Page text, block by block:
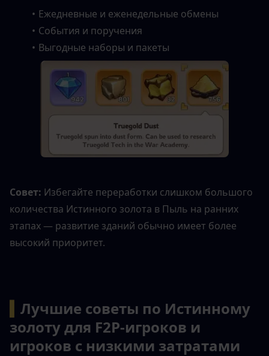
Ежедневные и еженедельные обмены
События и поручения
Выгодные наборы и пакеты
Совет: Избегайте переработки слишком большого
количества Истинного золота в Пыль на ранних
этапах — развитие зданий обычно имеет более
высокий приоритет.
Лучшие советы по Истинному
золоту для F2P-игроков и
игроков с низкими затратами